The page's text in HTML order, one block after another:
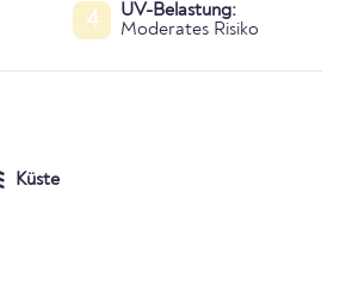
4
UV-Belastung:
Moderates Risiko
Küste